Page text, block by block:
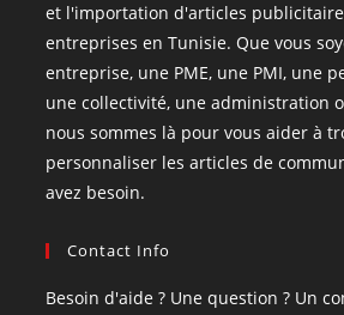
et l'importation d'articles
entreprises en Tunisie. Que vous
entreprise, une PME, une PMI, une
une collectivité, une administration
nous sommes là pour vous aider à
personnaliser les articles de
avez besoin.
Contact Info
Besoin d'aide ? Une question ? Un